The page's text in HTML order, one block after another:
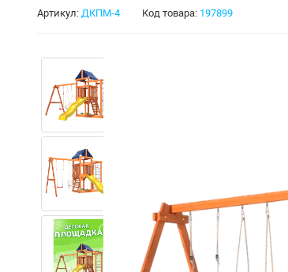
Артикул: ДКПМ-4 Код товара: 197899